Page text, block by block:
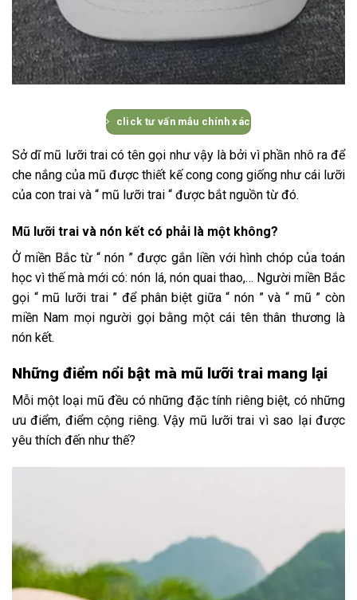
click tư vấn mẫu chính xác
Sở dĩ mũ lưỡi trai có tên gọi như vậy là bởi vì phần nhô ra để
che nắng của mũ được thiết kế cong cong giống như cái lưỡi
của con trai và “ mũ lưỡi trai “ được bắt nguồn từ đó.
Mũ lưỡi trai và nón kết có phải là một không?
Ở miền Bắc từ “ nón ” được gắn liền với hình chóp của toán
học vì thế mà mới có: nón lá, nón quai thao,… Người miền Bắc
gọi “ mũ lưỡi trai ” để phân biệt giữa “ nón ” và “ mũ ” còn
miền Nam mọi người gọi bằng một cái tên thân thương là
nón kết.
Những điểm nổi bật mà mũ lưỡi trai mang lại
Mỗi một loại mũ đều có những đặc tính riêng biệt, có những
ưu điểm, điểm cộng riêng. Vậy mũ lưỡi trai vì sao lại được
yêu thích đến như thế?